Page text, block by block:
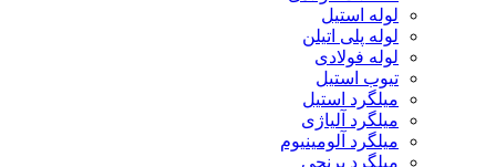
لوله استیل
لوله پلی اتیلن
لوله فولادی
تیوب استیل
میلگرد استیل
میلگرد آلیاژی
میلگرد آلومینیوم
میلگرد برنجی